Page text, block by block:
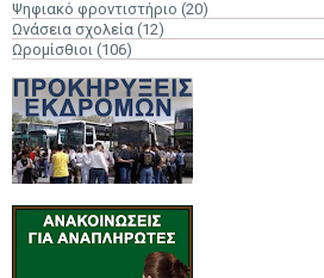
Ψηφιακό φροντιστήριο (20)
Ωνάσεια σχολεία (12)
Ωρομίσθιοι (106)